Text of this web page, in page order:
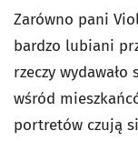
Zarówno pani
bardzo lubiani
rzeczy
wśród
portretów czują